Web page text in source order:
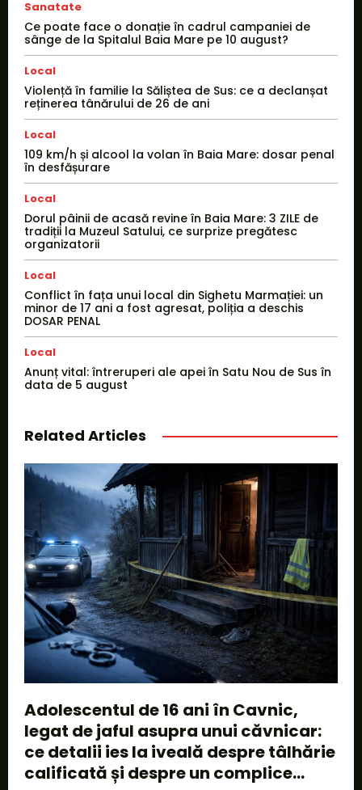
Sanatate
Ce poate face o donație în cadrul campaniei de
sânge de la Spitalul Baia Mare pe 10 august?
Local
Violență în familie la Săliștea de Sus: ce a declanșat
reținerea tânărului de 26 de ani
Local
109 km/h și alcool la volan în Baia Mare: dosar penal
în desfășurare
Local
Dorul pâinii de acasă revine în Baia Mare: 3 ZILE de
tradiții la Muzeul Satului, ce surprize pregătesc
organizatorii
Local
Conflict în fața unui local din Sighetu Marmației: un
minor de 17 ani a fost agresat, poliția a deschis
DOSAR PENAL
Local
Anunț vital: întreruperi ale apei în Satu Nou de Sus în
data de 5 august
Related Articles
Adolescentul de 16 ani în Cavnic,
legat de jaful asupra unui căvnicar:
ce detalii ies la iveală despre tâlhărie
calificată și despre un complice...